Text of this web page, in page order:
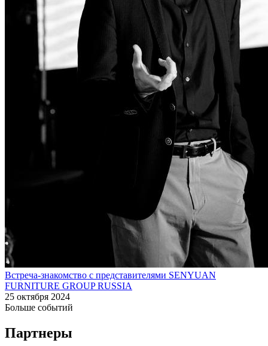
Встреча-знакомство с представителями SENYUAN
FURNITURE GROUP RUSSIA
25 октября 2024
Больше событий
Партнеры